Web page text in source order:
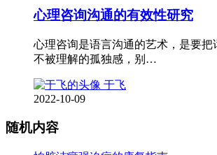
心理咨询沟通的有效性研究
心理咨询是语言沟通的艺术，是要
不被理解的孤独感，别…
于飞
2022-10-09
随机内容